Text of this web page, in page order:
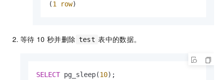
(1 row)
等待 10 秒并删除 test 表中的数据。
SELECT pg_sleep(10